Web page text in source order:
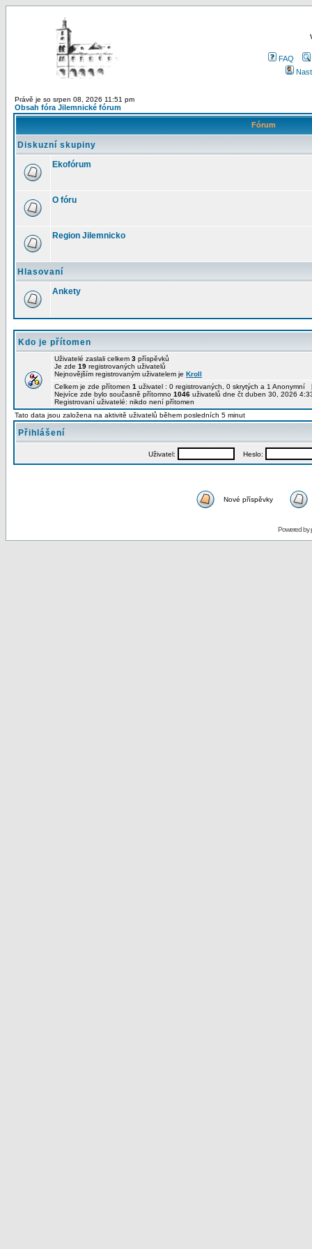
FAQ
Právě je so srpen 08, 2026 11:51 pm
Obsah fóra Jilemnické fórum
Fórum
Diskuzní skupiny
Ekofórum
O fóru
Region Jilemnicko
Hlasovaní
Ankety
Kdo je přítomen
Uživatelé zaslali celkem 3 příspěvků
Je zde 19 registrovaných uživatelů
Nejnovějším registrovaným uživatelem je Kroll
Celkem je zde přítomen 1 uživatel : 0 registrovaných, 0 skrytých a 1 Anonymní
Nejvíce zde bylo současně přítomno 1046 uživatelů dne čt duben 30, 2026
Registrovaní uživatelé: nikdo není přítomen
Tato data jsou založena na aktivitě uživatelů během posledních 5 minut
Přihlášení
Uživatel: Heslo:
Nové příspěvky
Powered by